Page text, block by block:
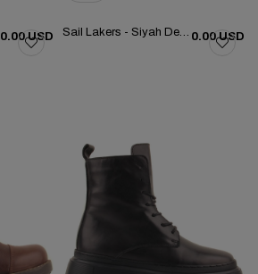
0.00 USD Sail Lakers - Siyah Deri Fermuarlı Kadın Bot 105-5069-H1338Z 0.00 USD